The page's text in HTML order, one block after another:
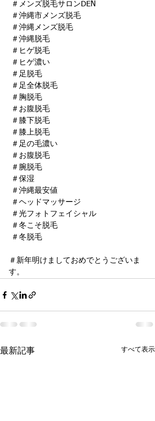
＃メンズ脱毛サロンDEN
＃沖縄市メンズ脱毛
＃沖縄メンズ脱毛
＃沖縄脱毛
＃ヒゲ脱毛
＃ヒゲ濃い
＃足脱毛
＃足全体脱毛
＃胸脱毛
＃お腹脱毛
＃膝下脱毛
＃膝上脱毛
＃足の毛濃い
＃お腹脱毛
＃腕脱毛
＃保湿
＃沖縄最安値
＃ヘッドマッサージ
＃光フォトフェイシャル
＃冬こそ脱毛
＃冬脱毛
＃新年明けましておめでとうございま
す。
最新記事 すべて表示